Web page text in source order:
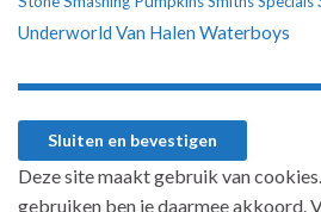
Underworld Van Halen Waterboys
Deze site maakt gebruik van
gebruiken ben je daarmee akkoord.